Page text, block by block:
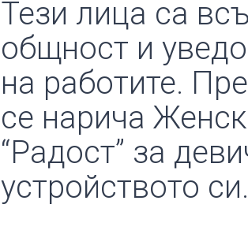
Тези лица са
общност и
на работите.
се нарича
“Радост” за
устройството си.